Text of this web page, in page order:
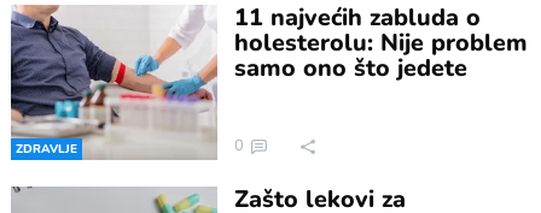
ZDRAVLJE
11 najvećih zabluda o
holesterolu: Nije problem
samo ono što jedete
0
Zašto lekovi za